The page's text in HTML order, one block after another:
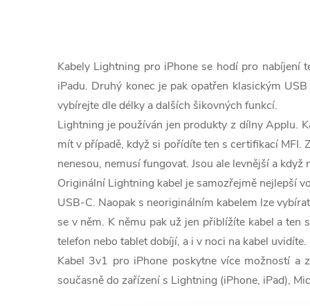
v
l
á
d
a
c
í
p
r
Kabely Lightning pro iPhone se hodí pro nabíjení
iPadu. Druhý konec je pak opatřen klasickým
vybírejte dle délky a dalších šikovných funkcí.
Lightning je používán jen produkty z dílny Applu.
mít v případě, když si pořídíte ten s certifikací MFI.
nenesou, nemusí fungovat. Jsou ale levnější a
Originální Lightning kabel je samozřejmě nejlepší
USB-C. Naopak s neoriginálním kabelem lze
se v něm. K němu pak už jen přiblížíte kabel a ten
telefon nebo tablet dobíjí, a i v noci na kabel uvidíte.
Kabel 3v1 pro iPhone poskytne více možností a
současně do zařízení s Lightning (iPhone, iPad),